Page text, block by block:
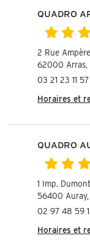
QUADRO
2 Rue Ampère
03 21 23 11 57
Horaires et
QUADRO
1 Imp.
02 97 48 59
Horaires et